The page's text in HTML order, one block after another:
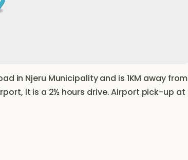
in Njeru Municipality and is 1KM away from
it is a 2½ hours drive. Airport pick-up at